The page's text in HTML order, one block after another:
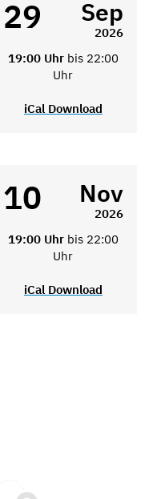
29 Sep
2026
19:00 Uhr bis 22:00
Uhr
iCal Download
10 Nov
2026
19:00 Uhr bis 22:00
Uhr
iCal Download